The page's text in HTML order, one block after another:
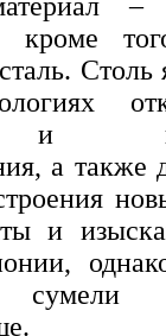
кроме
а также
и
сумели